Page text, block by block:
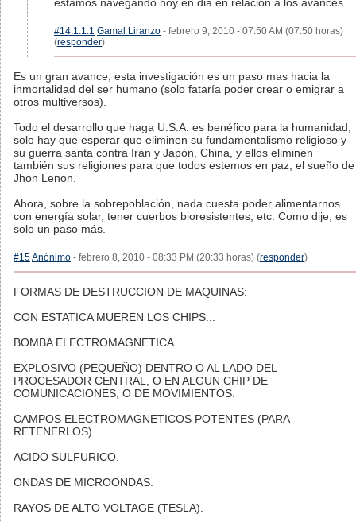
#14.1.1.1 Gamal Liranzo - febrero 9, 2010 - 07:50 AM (07:50 horas)
(responder)
Es un gran avance, esta investigación es un paso mas hacia la
inmortalidad del ser humano (solo fataría poder crear o emigrar a
otros multiversos).
Todo el desarrollo que haga U.S.A. es benéfico para la humanidad,
solo hay que esperar que eliminen su fundamentalismo religioso y
su guerra santa contra Irán y Japón, China, y ellos eliminen
también sus religiones para que todos estemos en paz, el sueño de
Jhon Lenon.
Ahora, sobre la sobrepoblación, nada cuesta poder alimentarnos
con energía solar, tener cuerbos bioresistentes, etc. Como dije, es
solo un paso más.
#15Anónimo - febrero 8, 2010 - 08:33 PM (20:33 horas) (responder)
FORMAS DE DESTRUCCION DE MAQUINAS:
CON ESTATICA MUEREN LOS CHIPS...
BOMBA ELECTROMAGNETICA.
EXPLOSIVO (PEQUEÑO) DENTRO O AL LADO DEL
PROCESADOR CENTRAL, O EN ALGUN CHIP DE
COMUNICACIONES, O DE MOVIMIENTOS.
CAMPOS ELECTROMAGNETICOS POTENTES (PARA
RETENERLOS).
ACIDO SULFURICO.
ONDAS DE MICROONDAS.
RAYOS DE ALTO VOLTAGE (TESLA).